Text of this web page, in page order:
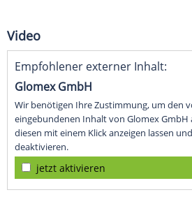
Video
Empfohlener externer Inhalt:
Glomex GmbH
Wir benötigen Ihre Zustimmung, um den
eingebundenen Inhalt von Glomex GmbH
diesen mit einem Klick anzeigen lassen
deaktivieren.
jetzt aktivieren